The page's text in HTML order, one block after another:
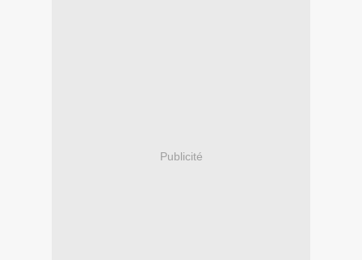
Publicité